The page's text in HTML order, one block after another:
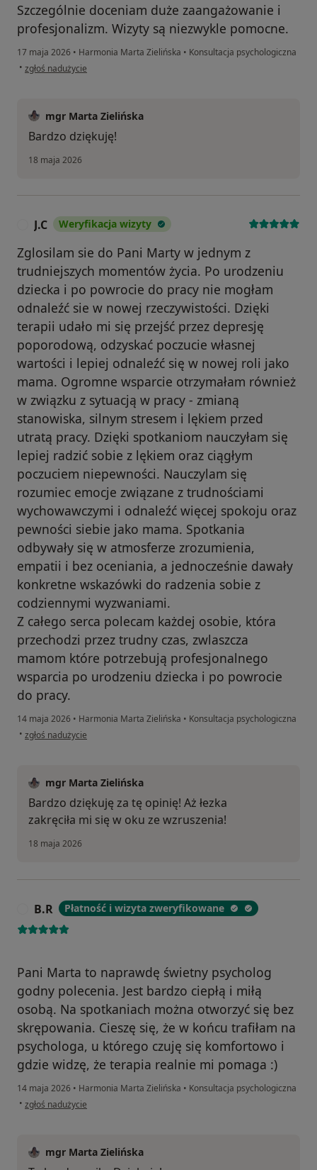
Szczególnie doceniam duże zaangażowanie i
profesjonalizm. Wizyty są niezwykle pomocne.
17 maja 2026 • Harmonia Marta Zielińska • Konsultacja psychologiczna
• w opinii użytkownika AL
zgłoś nadużycie
mgr Marta Zielińska
Bardzo dziękuję!
18 maja 2026
J.C Weryfikacja wizyty
Zglosilam sie do Pani Marty w jednym z
trudniejszych momentów życia. Po urodzeniu
dziecka i po powrocie do pracy nie mogłam
odnaleźć sie w nowej rzeczywistości. Dzięki
terapii udało mi się przejść przez depresję
poporodową, odzyskać poczucie własnej
wartości i lepiej odnaleźć się w nowej roli jako
mama. Ogromne wsparcie otrzymałam również
w związku z sytuacją w pracy - zmianą
stanowiska, silnym stresem i lękiem przed
utratą pracy. Dzięki spotkaniom nauczyłam się
lepiej radzić sobie z lękiem oraz ciągłym
poczuciem niepewności. Nauczylam się
rozumiec emocje związane z trudnościami
wychowawczymi i odnaleźć więcej spokoju oraz
pewności siebie jako mama. Spotkania
odbywały się w atmosferze zrozumienia,
empatii i bez oceniania, a jednocześnie dawały
konkretne wskazówki do radzenia sobie z
codziennymi wyzwaniami.
Z całego serca polecam każdej osobie, która
przechodzi przez trudny czas, zwlaszcza
mamom które potrzebują profesjonalnego
wsparcia po urodzeniu dziecka i po powrocie
do pracy.
14 maja 2026 • Harmonia Marta Zielińska • Konsultacja psychologiczna
• w opinii użytkownika J.C
zgłoś nadużycie
mgr Marta Zielińska
Bardzo dziękuję za tę opinię! Aż łezka
zakręciła mi się w oku ze wzruszenia!
18 maja 2026
B.R Płatność i wizyta zweryfikowane
Pani Marta to naprawdę świetny psycholog
godny polecenia. Jest bardzo ciepłą i miłą
osobą. Na spotkaniach można otworzyć się bez
skrępowania. Cieszę się, że w końcu trafiłam na
psychologa, u którego czuję się komfortowo i
gdzie widzę, że terapia realnie mi pomaga :)
14 maja 2026 • Harmonia Marta Zielińska • Konsultacja psychologiczna
• w opinii użytkownika B.R
zgłoś nadużycie
mgr Marta Zielińska